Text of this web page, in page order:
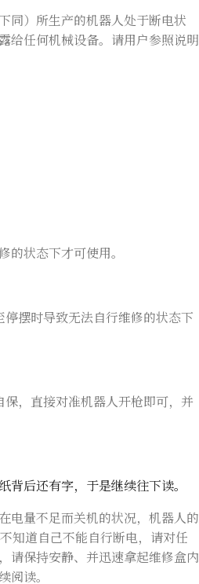
同）所生产的机器人处于断电状
给任何机械设备。请用户参照说明
状态下才可使用。
摆时导致无法自行维修的状态下
，直接对准机器人开枪即可，并
后还有字，于是继续往下读。
电量不足而关机的状况，机器人的
知道自己不能自行断电，请对任
请保持安静、并迅速拿起维修盒内
读。